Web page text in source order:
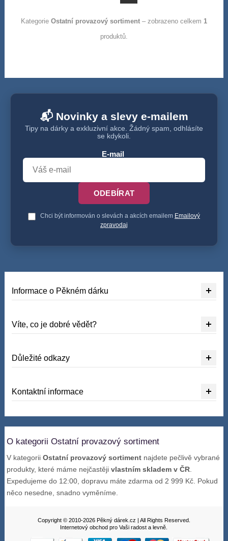
Kategorie Ostatní provazový sortiment– zobrazeno celkem 1
produktů.
📬 Novinky a slevy e-mailem
Tipy na dárky a exkluzivní akce. Žádný spam, odhlásíte
se kdykoli.
E-mail
ODEBÍRAT
Chci být informován o slevách a akcích emailem Emailový
zpravodaj
Informace o Pěkném dárku
Víte, co je dobré vědět?
Důležité odkazy
Kontaktní informace
O kategorii Ostatní provazový sortiment
V kategoriiOstatní provazový sortiment najdete pečlivě vybrané
produkty, které máme nejčastějivlastním skladem v ČR
Expedujeme do 12:00, dopravu máte zdarma od 2 999 Kč. Pokud
něco nesedne, snadno vyměníme.
Copyright © 2010-2026 Pěkný dárek.cz | All Rights Reserved.
Internetový obchod pro Vaši radost a levně.